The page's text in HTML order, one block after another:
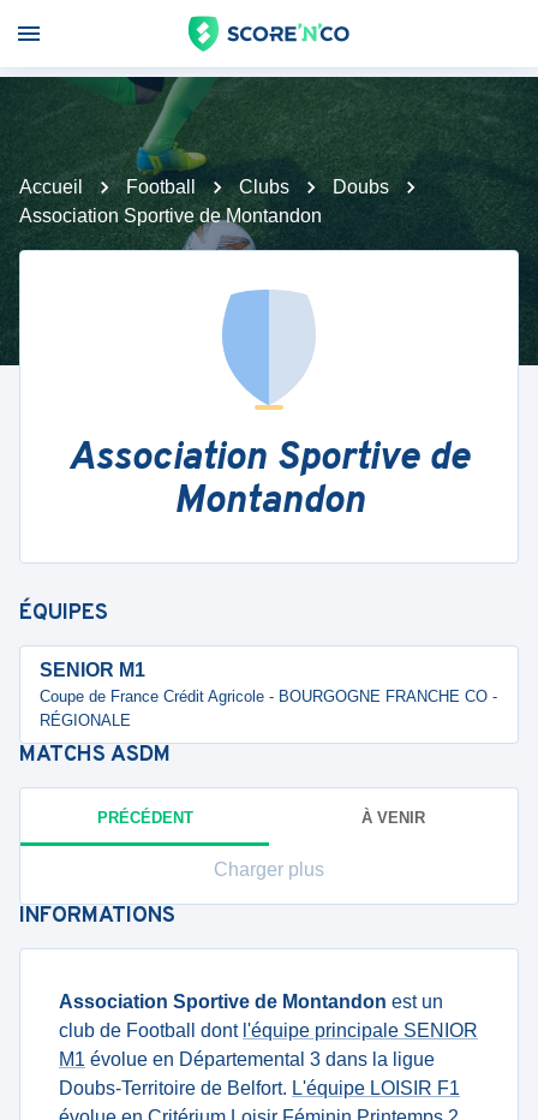
Accueil Football Clubs
Doubs
Association Sportive de Montandon
Association Sportive de
Montandon
ÉQUIPES
SENIOR M1
Coupe de France Crédit Agricole - BOURGOGNE FRANCHE CO -
RÉGIONALE
MATCHS ASDM
PRÉCÉDENT À VENIR
Charger plus
INFORMATIONS
Association Sportive de Montandon est un
club de Football dont l'équipe principale SENIOR
M1 évolue en Départemental 3 dans la ligue
Doubs-Territoire de Belfort. L'équipe LOISIR F1